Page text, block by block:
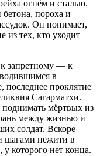
огнём и сталью.
пороха и
Он понимает,
из тех, кто уходит
к запретному — к
в
последнее проклятие
Сагарматхи.
поднимать мёртвых из
между жизнью и
солдат. Вскоре
шагами нежити в
которого нет конца.